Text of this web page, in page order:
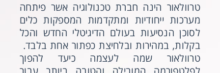
טרוולאור הינה חברת טכנולוגיה אשר פיתחה
מערכות ייחודיות ומתקדמות המספקות כלים
לסוכן הנסיעות בעולם הדיגיטלי החדש והכל
בקלות, במהירות ובלחיצת כפתור אחת בלבד.
טרוולאור שמה לעצמה כיעד להפוך